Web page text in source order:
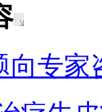
向专家